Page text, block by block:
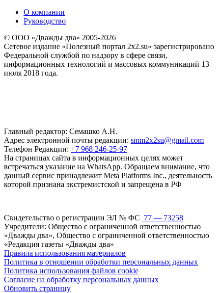
О компании
Руководство
© ООО «Дважды два» 2005-2026
Сетевое издание «Полезный портал 2x2.su» зарегистрировано
Федеральной службой по надзору в сфере связи,
информационных технологий и массовых коммуникаций 13
июля 2018 года.
Главный редактор: Семашко А.Н.
Адрес электронной почты редакции: smm2x2su@gmail.com
Телефон Редакции: +7 968 246-25-97
На страницах сайта в информационных целях может
встречаться указание на WhatsApp. Обращаем внимание, что
данный сервис принадлежит Meta Platforms Inc., деятельность
которой признана экстремистской и запрещена в РФ
Свидетельство о регистрации ЭЛ № ФС 77 — 73258
Учредители: Общество с ограниченной ответственностью
«Дважды два», Общество с ограниченной ответственностью
«Редакция газеты «Дважды два»
Правила использования материалов
Политика в отношении обработки персональных данных
Политика использования файлов cookie
Согласие на обработку персональных данных
Обновить страницу